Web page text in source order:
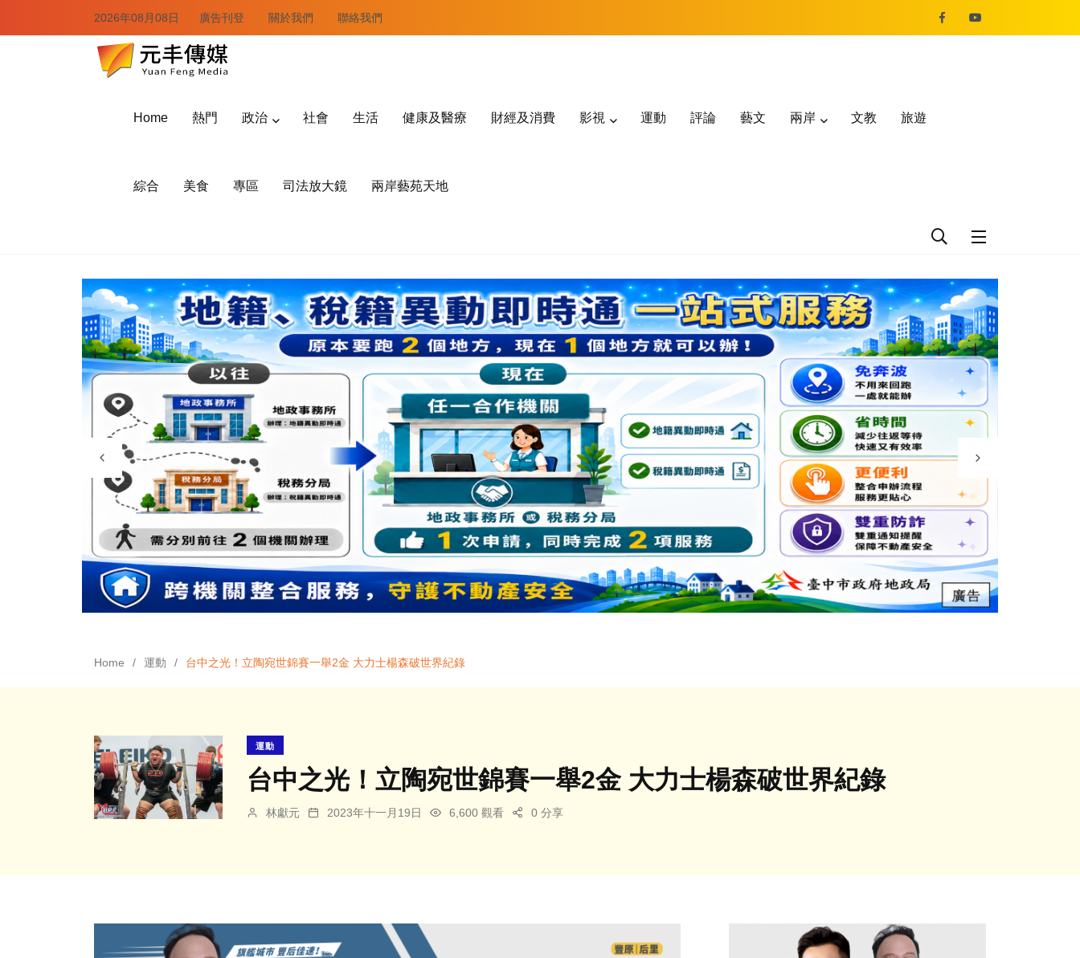
2026年08月08日 廣告刊登 關於我們 聯絡我們
Home 熱門 政治 社會 生活 健康及醫療 財經及消費 影視 運動 評論 藝文 兩岸 文教 旅遊
綜合 美食 專區 司法放大鏡 兩岸藝苑天地
Home 運動 台中之光！立陶宛世錦賽一舉2金 大力士楊森破世界紀錄
運動
台中之光！立陶宛世錦賽一舉2金 大力士楊森破世界紀錄
林獻元 2023年十一月19日 6,600 觀看 0 分享